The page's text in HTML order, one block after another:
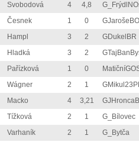
Svobodová 4 4,8
Česnek 1 0
GJarošeBO
Hampl 3 2
GDukelBR
Hladká 3 2
Pařízková 1 0
Wágner 2 1
Macko 4 3,21
Tížková 2 1
G_Bílovec
Varhaník 2 1
G_Bytča